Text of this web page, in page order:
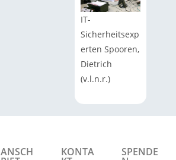
IT-
Sicherheitsexp
erten Spooren,
Dietrich
(v.l.n.r.)
ANSCH KONTA SPENDE